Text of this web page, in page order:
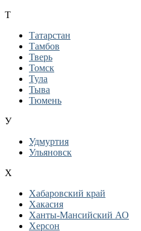
Т
Татарстан
Тамбов
Тверь
Томск
Тула
Тыва
Тюмень
У
Удмуртия
Ульяновск
Х
Хабаровский край
Хакасия
Ханты-Мансийский АО
Херсон